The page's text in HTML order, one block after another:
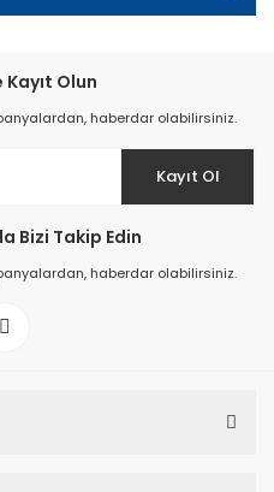
Olun
haberdar olabilirsiniz.
Kayıt Ol
Bizi Takip Edin
haberdar olabilirsiniz.